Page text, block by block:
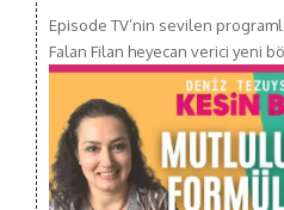
Episode TV’nin sevilen
Falan Filan heyecan verici yeni